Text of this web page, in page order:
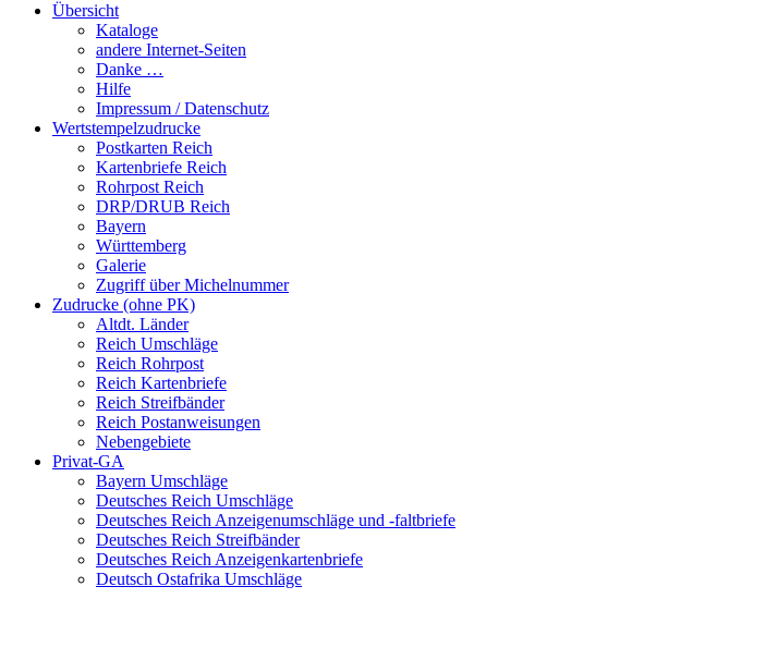
Übersicht
Kataloge
andere Internet-Seiten
Danke …
Hilfe
Impressum / Datenschutz
Wertstempelzudrucke
Postkarten Reich
Kartenbriefe Reich
Rohrpost Reich
DRP/DRUB Reich
Bayern
Württemberg
Galerie
Zugriff über Michelnummer
Zudrucke (ohne PK)
Altdt. Länder
Reich Umschläge
Reich Rohrpost
Reich Kartenbriefe
Reich Streifbänder
Reich Postanweisungen
Nebengebiete
Privat-GA
Bayern Umschläge
Deutsches Reich Umschläge
Deutsches Reich Anzeigenumschläge und -faltbriefe
Deutsches Reich Streifbänder
Deutsches Reich Anzeigenkartenbriefe
Deutsch Ostafrika Umschläge